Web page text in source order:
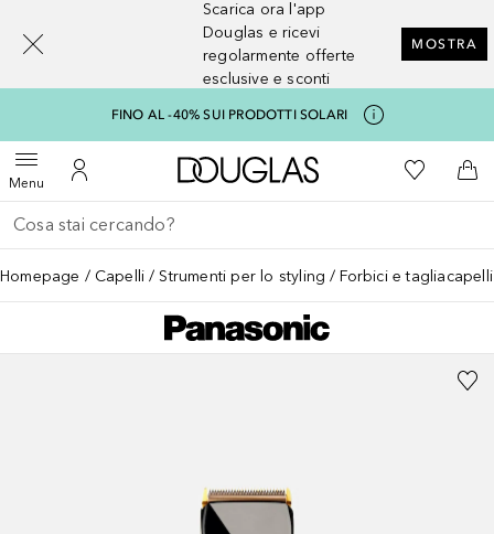
Scarica ora l'app
Douglas e ricevi
regolarmente offerte
esclusive e sconti
MOSTRA
FINO AL -40% SUI PRODOTTI SOLARI
MenuApri menuAl Mio Account
A Douglas HomeAlla Mia
Al
Torna indietro
Esegui ricerca
Homepage Capelli Strumenti per lo styling Forbici e tagliacapelli
[navigation.slideout.screenreader]